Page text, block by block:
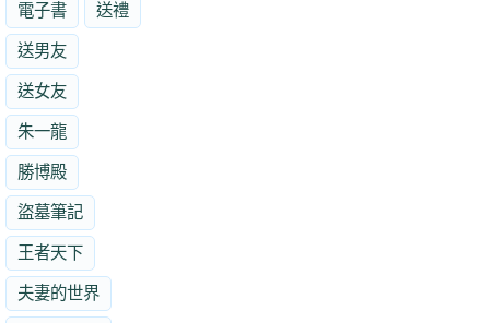
電子書 送禮
送男友
送女友
朱一龍
勝博殿
盜墓筆記
王者天下
夫妻的世界